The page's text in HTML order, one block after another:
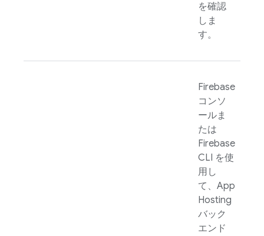
を確認
しま
す。
Firebase
コンソ
ールま
たは
Firebase
CLI を使
用し
て、 App
Hosting
バック
エンド